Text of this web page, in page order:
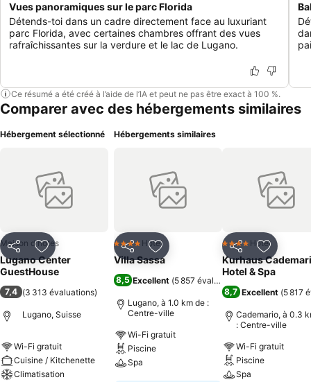
Vues panoramiques sur le parc Florida
Détends-toi dans un cadre directement face au luxuriant
parc Florida, avec certaines chambres offrant des vues
rafraîchissantes sur la verdure et le lac de Lugano.
Ce résumé a été créé à l’aide de l’IA et peut ne pas être exact à 100 %.
Comparer avec des hébergements similaires
Hébergement sélectionné
PartagerAjouter à mes favoris
Maison d'hôtes
Lugano Center
GuestHouse
7,4 (3 313 évaluations)
Lugano, Suisse
Wi-Fi gratuit
Cuisine / Kitchenette
Climatisation
Hébergements similaires
PartagerAjouter à mes favoris
4 ÉtoilesHotel
Villa Sassa
8,5 Excellent (5 857 évaluations
Lugano, à 1.0 km de :
Centre-ville
Wi-Fi gratuit
Piscine
Spa
PartagerAjouter
4 ÉtoilesHotel
Kurhaus
Hotel & Spa
8,7 Excellent (5 817
Cademario, à 0.3
: Centre-ville
Wi-Fi gratuit
Piscine
Spa